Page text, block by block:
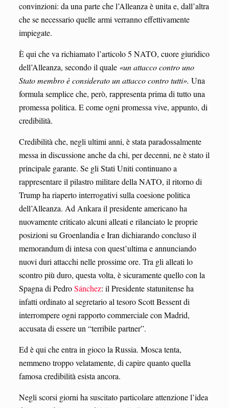
convinzioni: da una parte che l’Alleanza è unita e, dall’altra
che se necessario quelle armi verranno effettivamente
impiegate.
È qui che va richiamato l’articolo 5 NATO, cuore giuridico
dell’Alleanza, secondo il quale «un attacco contro uno
Stato membro è considerato un attacco contro tutti». Una
formula semplice che, però, rappresenta prima di tutto una
promessa politica. E come ogni promessa vive, appunto, di
credibilità.
Credibilità che, negli ultimi anni, è stata paradossalmente
messa in discussione anche da chi, per decenni, ne è stato il
principale garante. Se gli Stati Uniti continuano a
rappresentare il pilastro militare della NATO, il ritorno di
Trump ha riaperto interrogativi sulla coesione politica
dell’Alleanza. Ad Ankara il presidente americano ha
nuovamente criticato alcuni alleati e rilanciato le proprie
posizioni su Groenlandia e Iran dichiarando concluso il
memorandum di intesa con quest’ultima e annunciando
nuovi duri attacchi nelle prossime ore. Tra gli alleati lo
scontro più duro, questa volta, è sicuramente quello con la
Spagna di PedroSánchez: il Presidente statunitense ha
infatti ordinato al segretario al tesoro Scott Bessent di
interrompere ogni rapporto commerciale con Madrid,
accusata di essere un “terribile partner”.
Ed è qui che entra in gioco la Russia. Mosca tenta,
nemmeno troppo velatamente, di capire quanto quella
famosa credibilità esista ancora.
Negli scorsi giorni ha suscitato particolare attenzione l’idea